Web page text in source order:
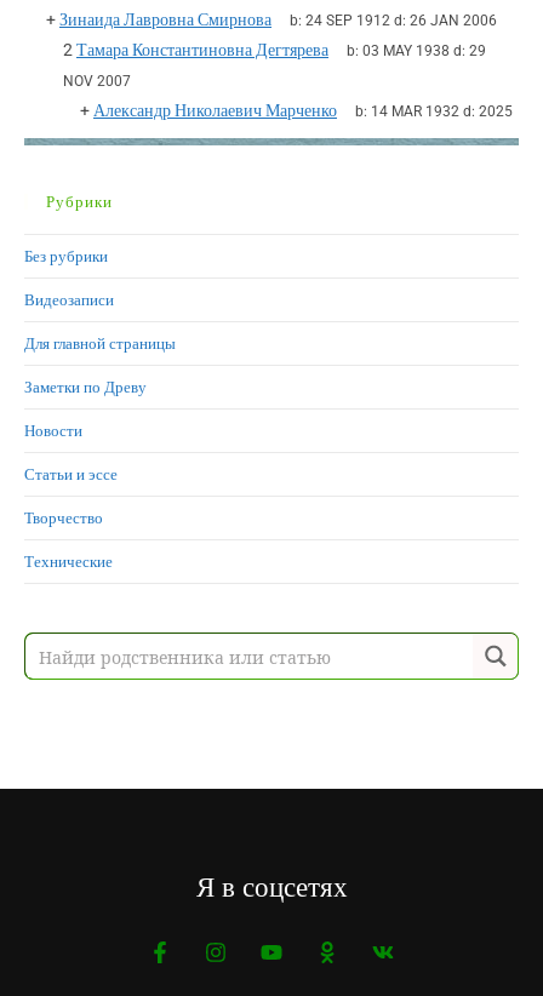
+Зинаида Лавровна Смирнова b: 24 SEP 1912d: 26 JAN 2006
2 Тамара Константиновна Дегтярева b: 03 MAY 1938 d: 29
NOV 2007
+ Александр Николаевич Марченко b: 14 MAR 1932d: 2025
Рубрики
Без рубрики
Видеозаписи
Для главной страницы
Заметки по Древу
Новости
Статьи и эссе
Творчество
Технические
Я в соцсетях